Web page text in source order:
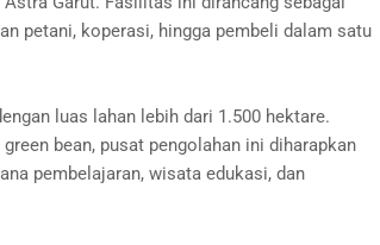
petani, koperasi, hingga pembeli dalam satu
luas lahan lebih dari 1.500 hektare.
bean, pusat pengolahan ini diharapkan
pembelajaran, wisata edukasi, dan